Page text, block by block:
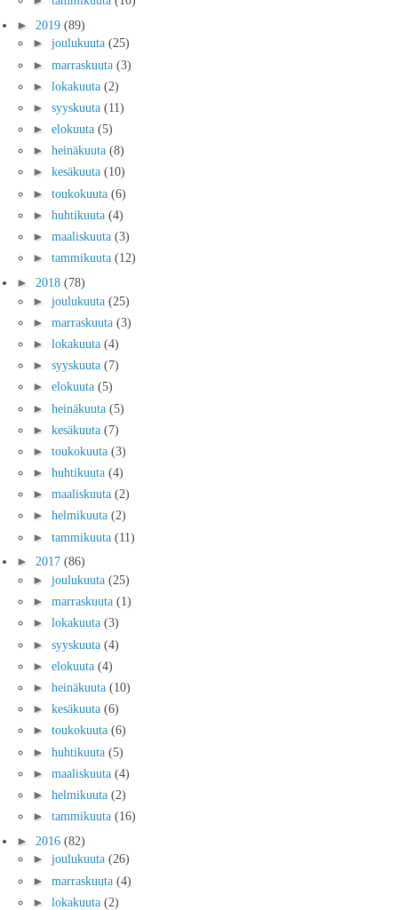
► 2019 (89)
► joulukuuta (25)
► marraskuuta (3)
► lokakuuta (2)
► syyskuuta (11)
► elokuuta (5)
► heinäkuuta (8)
► kesäkuuta (10)
► toukokuuta (6)
► huhtikuuta (4)
► maaliskuuta (3)
► tammikuuta (12)
► 2018 (78)
► joulukuuta (25)
► marraskuuta (3)
► lokakuuta (4)
► syyskuuta (7)
► elokuuta (5)
► heinäkuuta (5)
► kesäkuuta (7)
► toukokuuta (3)
► huhtikuuta (4)
► maaliskuuta (2)
► helmikuuta (2)
► tammikuuta (11)
► 2017 (86)
► joulukuuta (25)
► marraskuuta (1)
► lokakuuta (3)
► syyskuuta (4)
► elokuuta (4)
► heinäkuuta (10)
► kesäkuuta (6)
► toukokuuta (6)
► huhtikuuta (5)
► maaliskuuta (4)
► helmikuuta (2)
► tammikuuta (16)
► 2016 (82)
► joulukuuta (26)
► marraskuuta (4)
► lokakuuta (2)